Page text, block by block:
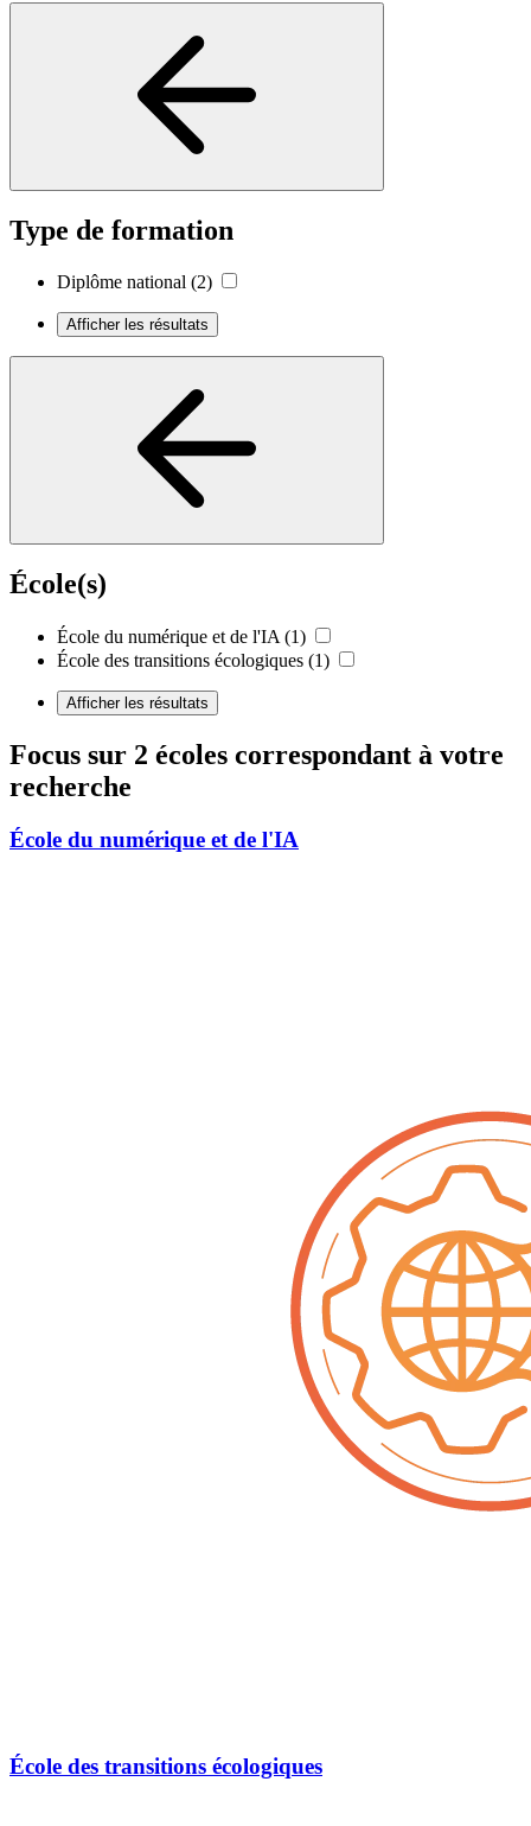
Type de formation
Diplôme national (2)
Afficher les résultats
École(s)
École du numérique et de l'IA (1)
École des transitions écologiques (1)
Afficher les résultats
Focus sur 2 écoles correspondant à votre
recherche
École du numérique et de l'IA
École des transitions écologiques